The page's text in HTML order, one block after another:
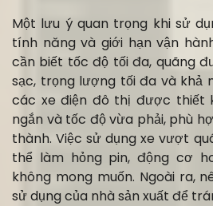
Một lưu ý quan trọng khi sử
tính năng và giới hạn vận
cần biết tốc độ tối đa, quãng
sạc, trọng lượng tối đa và khả
các xe điện đô thị được thiết
ngắn và tốc độ vừa phải, phù
thành. Việc sử dụng xe vượt
thể làm hỏng pin, động cơ
không mong muốn. Ngoài ra,
sử dụng của nhà sản xuất để